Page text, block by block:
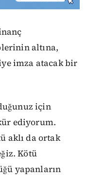
altına,
imza atacak bir
için
ediyorum.
aklı da ortak
Kötü
yapanların